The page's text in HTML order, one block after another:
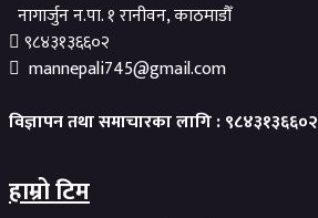
नागार्जुन न.पा. १ रानीवन, काठमाडौँ
९८४३१३६६०२
mannepali745@gmail.com
विज्ञापन तथा समाचारका लागि : ९८४३१३६६०२
हाम्रो टिम